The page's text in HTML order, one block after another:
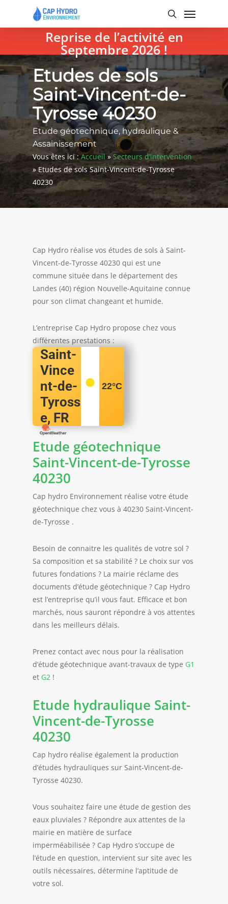
Menu
Reprise de l’activité en
Septembre 2026 !
Etudes de sols
Saint-Vincent-de-
Tyrosse 40230
Etude géotechnique, hydraulique &
Assainissement
Vous êtes ici : Accueil» Secteurs d’intervention
»Etudes de sols Saint-Vincent-de-Tyrosse
40230
Cap Hydro réalise vos études de sols à Saint-
Vincent-de-Tyrosse 40230 qui est une
commune située dans le département des
Landes (40) région Nouvelle-Aquitaine connue
pour son climat changeant et humide.
L’entreprise Cap Hydro propose chez vous
différentes prestations :
Saint-
Vince
nt-de-
Tyross
e, FR
22°C
Etude géotechnique
Saint-Vincent-de-Tyrosse
40230
Cap hydro Environnement réalise votre étude
géotechnique chez vous à 40230 Saint-Vincent-
de-Tyrosse .
Besoin de connaitre les qualités de votre sol ?
Sa composition et sa stabilité ? Le choix sur vos
futures fondations ? La mairie réclame des
documents d’étude géotechnique ? Cap Hydro
est l’entreprise qu’il vous faut. Efficace et bon
marchés, nous sauront répondre à vos attentes
dans les meilleurs délais.
Prenez contact avec nous pour la réalisation
d’étude géotechnique avant-travaux de type G1
et G2 !
Etude hydraulique Saint-
Vincent-de-Tyrosse
40230
Cap hydro réalise également la production
d’études hydrauliques sur Saint-Vincent-de-
Tyrosse 40230.
Vous souhaitez faire une étude de gestion des
eaux pluviales ? Répondre aux attentes de la
mairie en matière de surface
imperméabilisée ? Cap Hydro s’occupe de
l’étude en question, intervient sur site avec les
outils nécessaires, détermine l’aptitude de
votre sol.